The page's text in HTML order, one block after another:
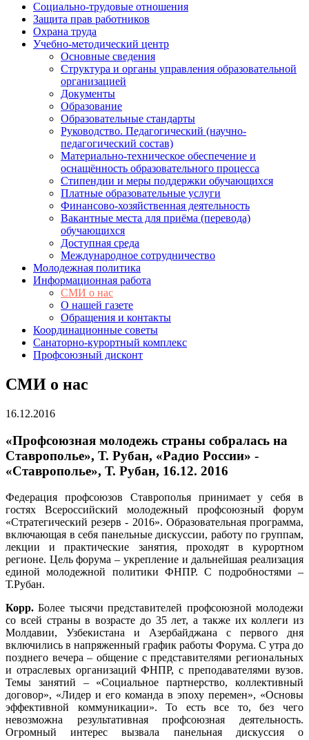
Социально-трудовые отношения
Защита прав работников
Охрана труда
Учебно-методический центр
Основные сведения
Структура и органы управления образовательной
организацией
Документы
Образование
Образовательные стандарты
Руководство. Педагогический (научно-
педагогический состав)
Материально-техническое обеспечение и
оснащённость образовательного процесса
Стипендии и меры поддержки обучающихся
Платные образовательные услуги
Финансово-хозяйственная деятельность
Вакантные места для приёма (перевода)
обучающихся
Доступная среда
Международное сотрудничество
Молодежная политика
Информационная работа
СМИ о нас
О нашей газете
Обращения и контакты
Координационные советы
Санаторно-курортный комплекс
Профсоюзный дисконт
СМИ о нас
16.12.2016
«Профсоюзная молодежь страны собралась на
Ставрополье», Т. Рубан, «Радио России» -
«Ставрополье», Т. Рубан, 16.12. 2016
Федерация профсоюзов Ставрополья принимает у себя в
гостях Всероссийский молодежный профсоюзный форум
«Стратегический резерв - 2016». Образовательная программа,
включающая в себя панельные дискуссии, работу по группам,
лекции и практические занятия, проходят в курортном
регионе. Цель форума – укрепление и дальнейшая реализация
единой молодежной политики ФНПР. С подробностями –
Т.Рубан.
Корр.Более тысячи представителей профсоюзной молодежи
со всей страны в возрасте до 35 лет, а также их коллеги из
Молдавии, Узбекистана и Азербайджана с первого дня
включились в напряженный график работы Форума. С утра до
позднего вечера – общение с представителями региональных
и отраслевых организаций ФНПР, с преподавателями вузов.
Темы занятий – «Социальное партнерство, коллективный
договор», «Лидер и его команда в эпоху перемен», «Основы
эффективной коммуникации». То есть все то, без чего
невозможна результативная профсоюзная деятельность.
Огромный интерес вызвала панельная дискуссия о